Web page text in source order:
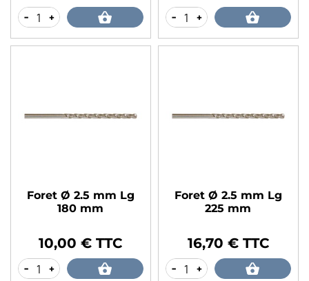
- + - +
Foret Ø 2.5 mm Lg
180 mm
10,00 € TTC
- +
Foret Ø 2.5 mm Lg
225 mm
16,70 € TTC
- +